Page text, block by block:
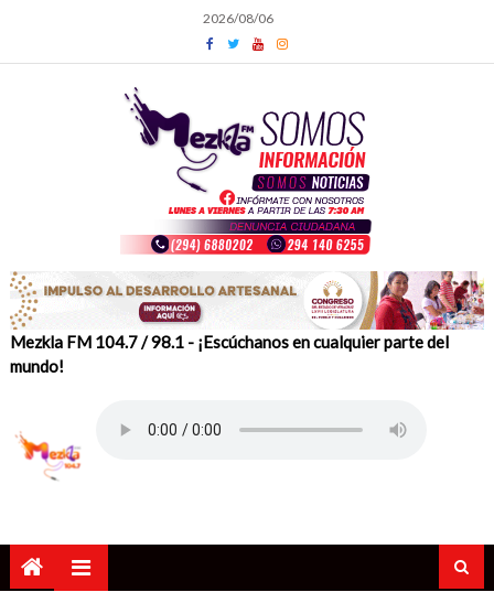
content
2026/08/06
Mezkla FM 104.7 / 98.1 - ¡Escúchanos en cualquier parte del
mundo!